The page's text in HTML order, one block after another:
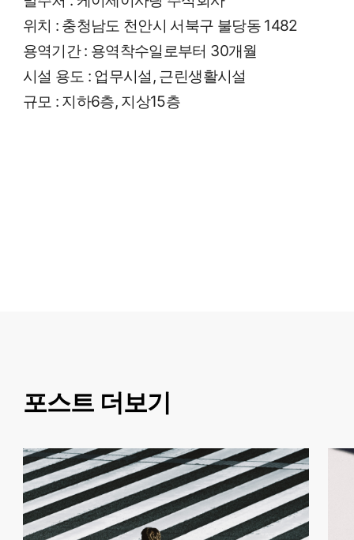
위치 : 충청남도 천안시 서북구 불당동 1482
용역기간: 용역착수일로부터 30개월
시설 용도 : 업무시설 , 근린생활시설
규모 : 지하6층, 지상15층
포스트 더보기